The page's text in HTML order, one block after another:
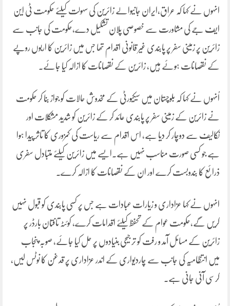
انہوں نے کہا کہ عراق،ایران جانیوالے زائرین کی سہولت کیلئے حکومت ٹی این
ایف جے کی مشاورت سے خصوصی پلان تشکیل دے،حکومت کی جانب سے
زائرین پر زمینی سفر پر پابندی غیر قانونی اقدام تھا جس میں زائرین کا اربوں روپے
کے نقصانات ہوئے ہیں، زائرین کے نقصانات کا ازالہ کیا جائے۔
اُنہوں نے کہا کہ بلوچستان میں سیکیورٹی کے مخدوش حالات کو جواز بنا کر حکومت
نے زائرین کے زمینی سفر پر پابندی عائد کر کے زائرین کو شدید مشکلات اور
تکالیف سے دوچار کر دیا ہے، اس اقدام سے ریاست کی کمزوری کا تاثر پیدا ہوا
ہے جو کسی صورت مناسب نہیں ہے۔ایسے میں زائرین کیلئے متبادل سفری
ذرائع کا بندوبست کرے اور ان کے نقصانات کا ازالہ کرے۔
انہوں نے کہا عزاداری و زیارات عبادات ہے جس پر کسی پابندی کو قبول نہیں
کریں گے،حکومت عوام کے تحفظ کیلئے اقدامات کرے، کوئٹہ تافتان بارڈر پر
زائرین کے مسائل آمد و رفت کو تر جیحی بنیادوں پر حل کیا جائے، صوبہ پنجاب
میں انتظامیہ کی جانب سے چاردیواری کے اندر عزاداری پر قدغن کا نوٹس لیں،
کرسی آنی جانی ہے۔